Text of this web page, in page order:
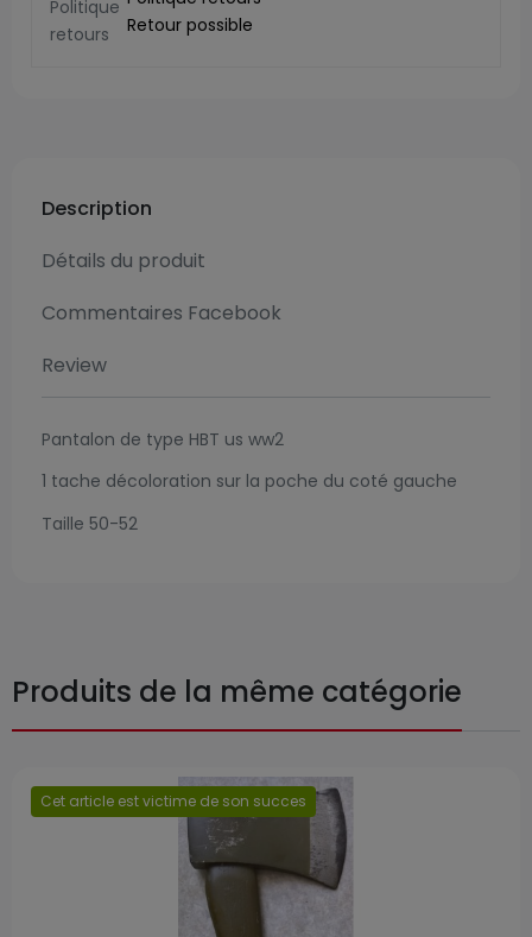
Retour possible
Description
Détails du produit
Commentaires Facebook
Review
Pantalon de type HBT us ww2
1 tache décoloration sur la poche du coté gauche
Taille 50-52
Produits de la même catégorie
Cet article est victime de son succes